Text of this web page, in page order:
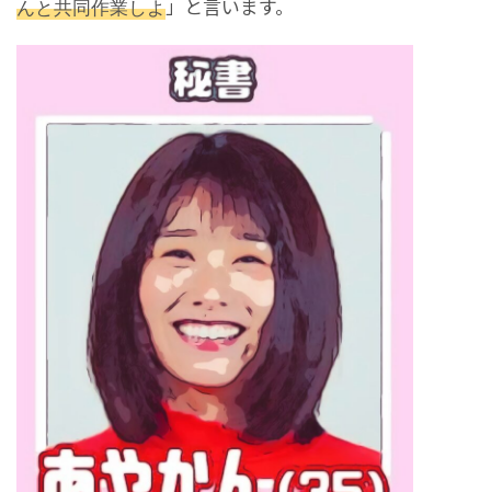
んと共同作業しよ」と言います。